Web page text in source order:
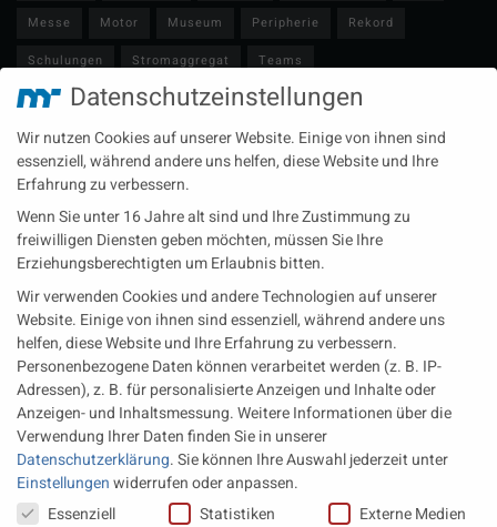
Messe
Motor Museum Peripherie
Rekord
Schulungen
Stromaggregat
Teams
Technische Redaktion
Turbolader Video
Zulieferer
Öl-E-Fuels-Schmierstoffe
Neueste Beiträge
Wärme aus der Tiefe MTU heizt künftig mit Geothermie
MAN Engines bringt D3872 für die Stromversorgung im
Marinebereich
Eine neue Generation von Perkins Marinemotoren startet den
operativen Testbetrieb
Rechtliches
Impressum
Datenschutz
Datenschutzeinstellungen
Wir nutzen Cookies auf unserer Website. Einige von ihnen sind
essenziell, während andere uns helfen, diese Website und Ihre
Erfahrung zu verbessern.
Wenn Sie unter 16 Jahre alt sind und Ihre Zustimmung zu
freiwilligen Diensten geben möchten, müssen Sie Ihre
Erziehungsberechtigten um Erlaubnis bitten.
Wir verwenden Cookies und andere Technologien auf unserer
Website. Einige von ihnen sind essenziell, während andere uns
helfen, diese Website und Ihre Erfahrung zu verbessern.
Personenbezogene Daten können verarbeitet werden (z. B. IP-
Adressen), z. B. für personalisierte Anzeigen und Inhalte oder
Anzeigen- und Inhaltsmessung.Weitere Informationen über die
Verwendung Ihrer Daten finden Sie in unserer
Datenschutzerklärung.Sie können Ihre Auswahl jederzeit unter
Einstellungenwiderrufen oder anpassen.
Datenschutzeinstellungen
Essenziell Statistiken Externe Medien